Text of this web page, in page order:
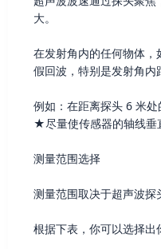
大。
在发射角内的任何物体
假回波，特别是发射角内
例如：在距离探头 6 米
★尽量使传感器的轴线垂
测量范围选择
测量范围取决于超声波
根据下表，你可以选择出